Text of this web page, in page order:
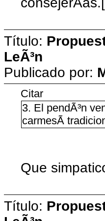
Título:
LeÃ³n
Publicado por:
Citar
3. El pendÃ³n
carmesÃ­
Que
Título: